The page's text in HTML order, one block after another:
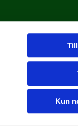
Kun